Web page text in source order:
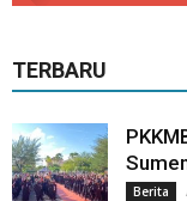
TERBARU
Berita